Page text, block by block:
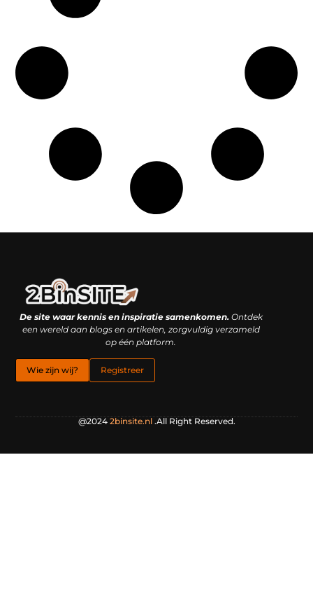
De site waar kennis en inspiratie samenkomen.Ontdek
een wereld aan blogs en artikelen, zorgvuldig verzameld
op één platform.
Wie zijn wij? Registreer
@2024 2binsite.nl.All Right Reserved.